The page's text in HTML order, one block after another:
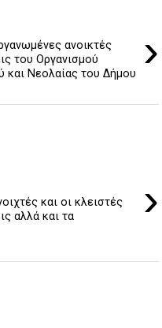
›
ανοικτές
του Οργανισμού
και Νεολαίας του Δήμου
›
και οι κλειστές
αλλά και τα